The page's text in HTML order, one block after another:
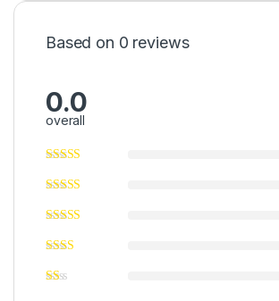
Based on 0 reviews
0.0
overall